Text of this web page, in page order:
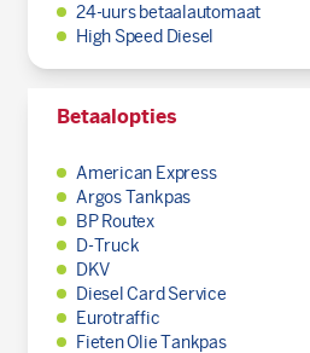
24-uurs betaalautomaat
High Speed Diesel
Betaalopties
American Express
Argos Tankpas
BP Routex
D-Truck
DKV
Diesel Card Service
Eurotraffic
Fieten Olie Tankpas